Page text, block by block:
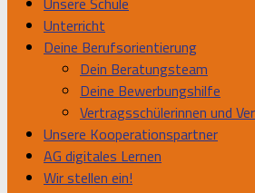
Unterricht
Deine Berufsorientierung
Dein Beratungsteam
Deine Bewerbungshilfe
Vertragsschülerinnen und
Unsere Kooperationspartner
AG digitales Lernen
Wir stellen ein!